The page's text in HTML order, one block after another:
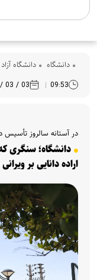
دانشگاه دانشگاه
09:53
03 / 03 /1405
در آستانه سالروز تأسیس
دانشگاه؛ سنگری
اراده دانایی بر